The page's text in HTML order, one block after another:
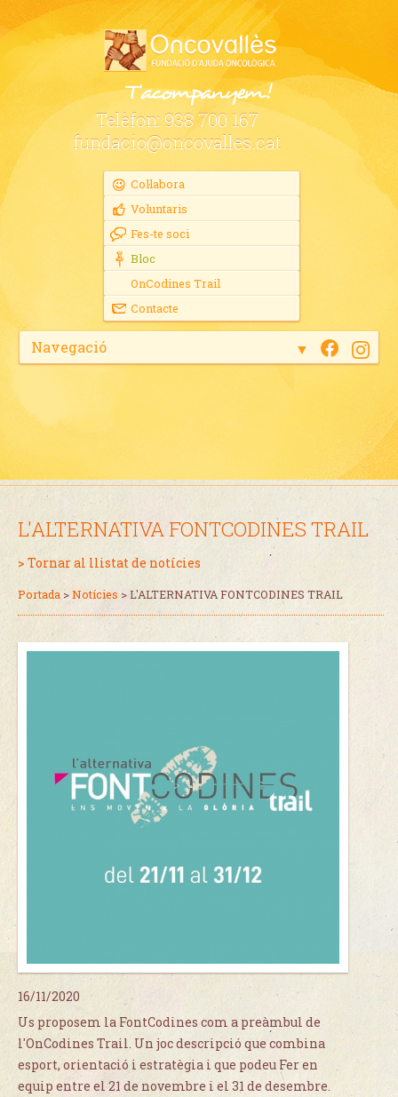
Col·labora
Voluntaris
Fes-te soci
Bloc
OnCodines Trail
Contacte
Telèfon: 938 700 167
fundacio@oncovalles.cat
Navegació ▼
L'ALTERNATIVA FONTCODINES TRAIL
> Tornar al llistat de notícies
Portada >Notícies >L'ALTERNATIVA FONTCODINES TRAIL
16/11/2020
Us proposem la FontCodines com a preàmbul de
l'OnCodines Trail. Un joc descripció que combina
esport, orientació i estratègia i que podeu Fer en
equip entre el 21 de novembre i el 31 de desembre.